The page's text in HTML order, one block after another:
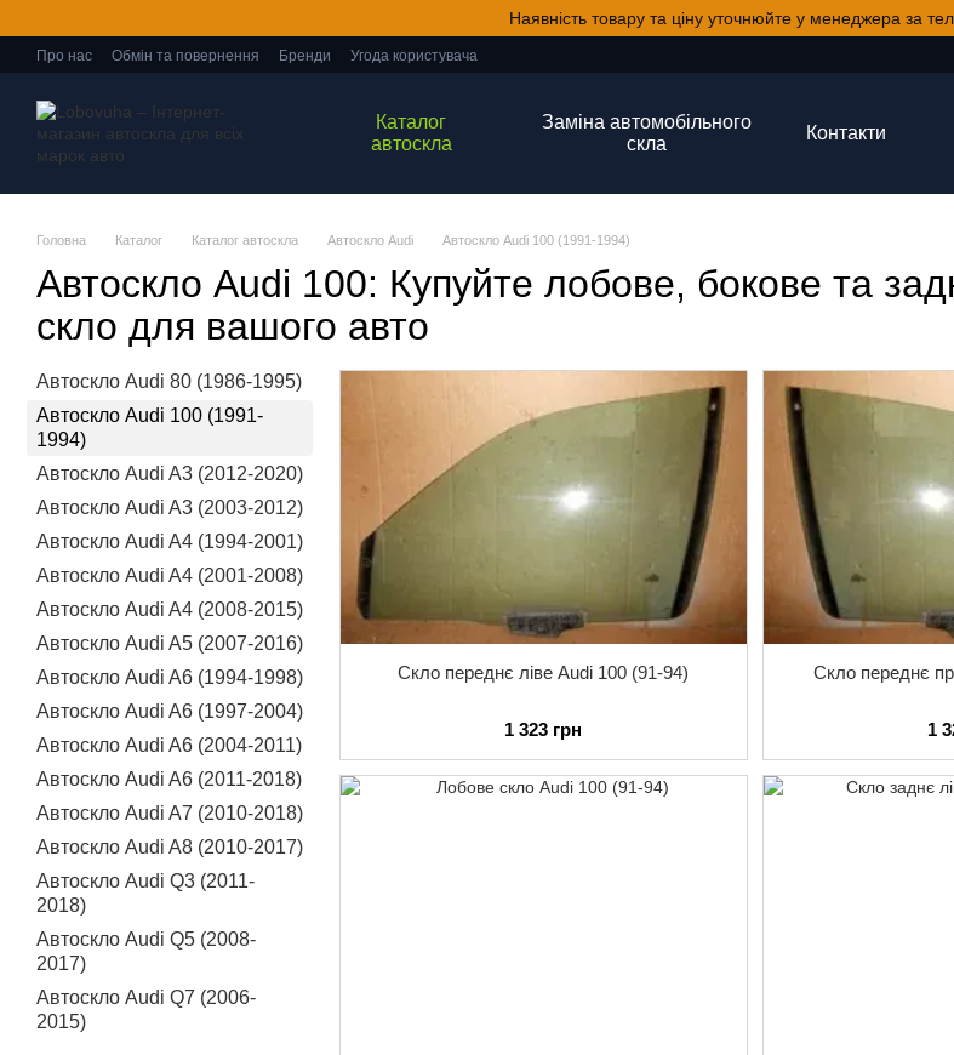
Наявність товару та ціну уточнюйте у менеджера за
Про нас Обмін та повернення Бренди Угода користувача
Каталог
автоскла
Заміна автомобільного
скла
Контакти
Головна Каталог Каталог автоскла Автоскло Audi Автоскло Audi 100 (1991-1994)
Автоскло Audi 100: Купуйте лобове, бокове та
скло для вашого авто
Скло переднє ліве Audi 100 (91-94)
1 323 грн
Скло переднє
1
Автоскло Audi 80 (1986-1995)
Автоскло Audi 100 (1991-
1994)
Автоскло Audi A3 (2012-2020)
Автоскло Audi A3 (2003-2012)
Автоскло Audi A4 (1994-2001)
Автоскло Audi A4 (2001-2008)
Автоскло Audi A4 (2008-2015)
Автоскло Audi A5 (2007-2016)
Автоскло Audi A6 (1994-1998)
Автоскло Audi A6 (1997-2004)
Автоскло Audi A6 (2004-2011)
Автоскло Audi A6 (2011-2018)
Автоскло Audi A7 (2010-2018)
Автоскло Audi A8 (2010-2017)
Автоскло Audi Q3 (2011-
2018)
Автоскло Audi Q5 (2008-
2017)
Автоскло Audi Q7 (2006-
2015)